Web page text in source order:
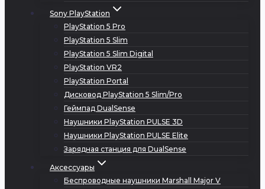
Sony PlayStation
PlayStation 5 Pro
PlayStation 5 Slim
PlayStation 5 Slim Digital
PlayStation VR2
PlayStation Portal
Дисковод PlayStation 5 Slim/Pro
Геймпад DualSense
Наушники PlayStation PULSE 3D
Наушники PlayStation PULSE Elite
Зарядная станция для DualSense
Аксессуары
Беспроводные наушники Marshall Major V